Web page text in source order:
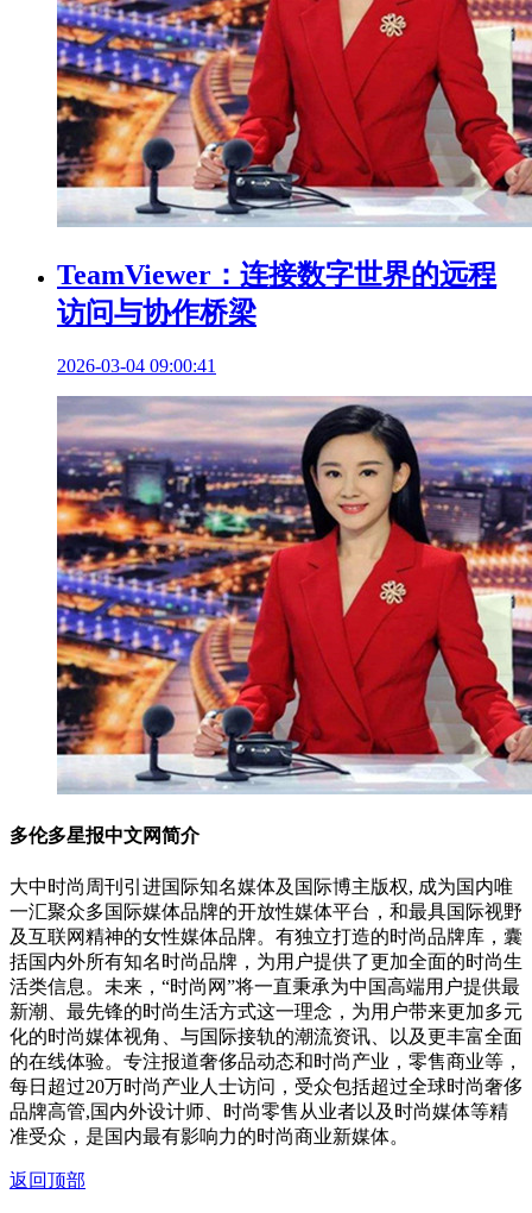
TeamViewer：连接数字世界的远程
访问与协作桥梁
2026-03-04 09:00:41
多伦多星报中文网简介
大中时尚周刊引进国际知名媒体及国际博主版权, 成为国内唯
一汇聚众多国际媒体品牌的开放性媒体平台，和最具国际视野
及互联网精神的女性媒体品牌。有独立打造的时尚品牌库，囊
括国内外所有知名时尚品牌，为用户提供了更加全面的时尚生
活类信息。未来，“时尚网”将一直秉承为中国高端用户提供最
新潮、最先锋的时尚生活方式这一理念，为用户带来更加多元
化的时尚媒体视角、与国际接轨的潮流资讯、以及更丰富全面
的在线体验。专注报道奢侈品动态和时尚产业，零售商业等，
每日超过20万时尚产业人士访问，受众包括超过全球时尚奢侈
品牌高管,国内外设计师、时尚零售从业者以及时尚媒体等精
准受众，是国内最有影响力的时尚商业新媒体。
返回顶部